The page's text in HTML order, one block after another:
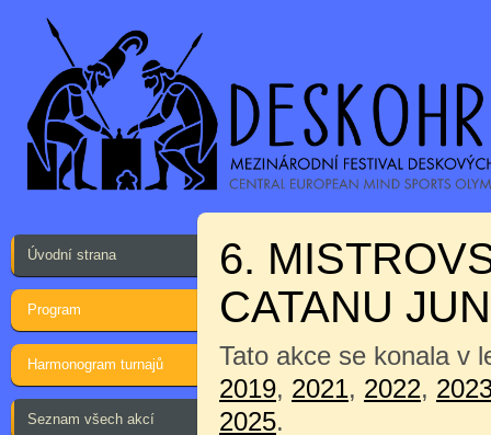
Úvodní strana
Program
Harmonogram turnajů
Seznam všech akcí
6.
CATANU
Tato akce se konala v
2019, 2021, 2022,
2025.